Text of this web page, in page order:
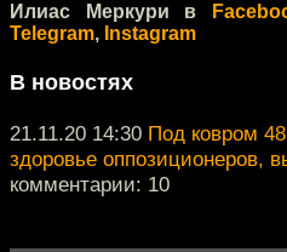
Илиас Меркури в
Telegram, Instagram
В новостях
21.11.20 14:30 Под ковром
здоровье оппозиционеров,
комментарии: 10